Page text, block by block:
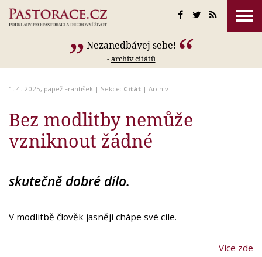
Nezanedbávej sebe!
-archív citátů
1. 4. 2025, papež František | Sekce: Citát | Archiv
Bez modlitby nemůže
vzniknout žádné
skutečně dobré dílo.
V modlitbě člověk jasněji chápe své cíle.
Více zde